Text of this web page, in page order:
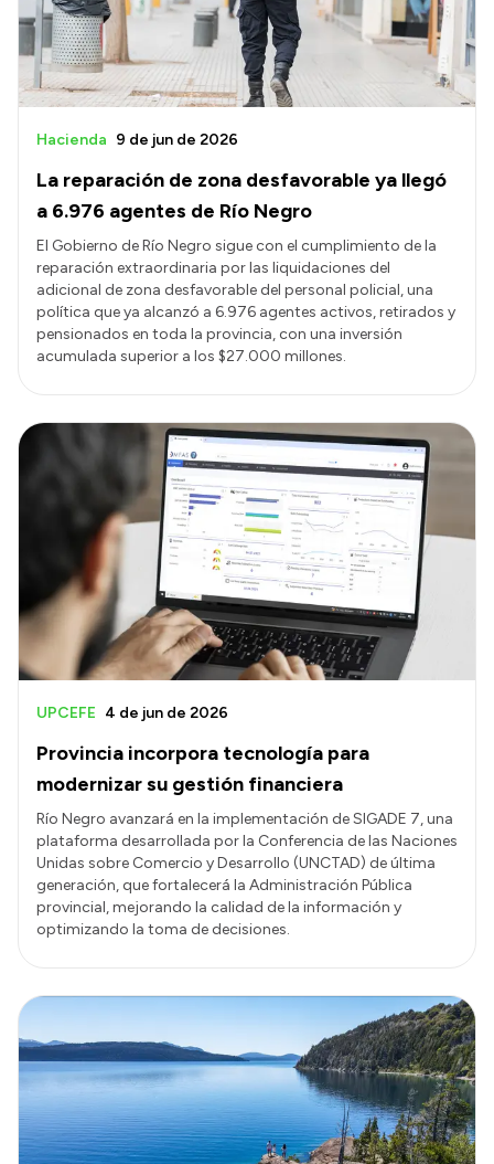
La reparación de zona desfavorable ya llegó
a 6.976 agentes de Río Negro
Hacienda 9 de jun de 2026
El Gobierno de Río Negro sigue con el cumplimiento de la
reparación extraordinaria por las liquidaciones del
adicional de zona desfavorable del personal policial, una
política que ya alcanzó a 6.976 agentes activos, retirados y
pensionados en toda la provincia, con una inversión
acumulada superior a los $27.000 millones.
Provincia incorpora tecnología para
modernizar su gestión financiera
UPCEFE 4 de jun de 2026
Río Negro avanzará en la implementación de SIGADE 7, una
plataforma desarrollada por la Conferencia de las Naciones
Unidas sobre Comercio y Desarrollo (UNCTAD) de última
generación, que fortalecerá la Administración Pública
provincial, mejorando la calidad de la información y
optimizando la toma de decisiones.